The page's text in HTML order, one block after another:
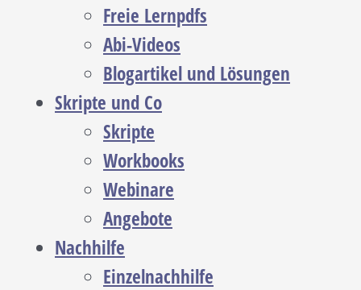
Freie Lernpdfs
Abi-Videos
Blogartikel und Lösungen
Skripte und Co
Skripte
Workbooks
Webinare
Angebote
Nachhilfe
Einzelnachhilfe